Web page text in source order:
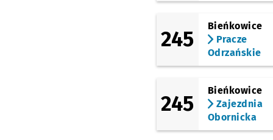
245
Bieńkowice
Pracze
Odrzańskie
245
Bieńkowice
Zajezdnia
Obornicka